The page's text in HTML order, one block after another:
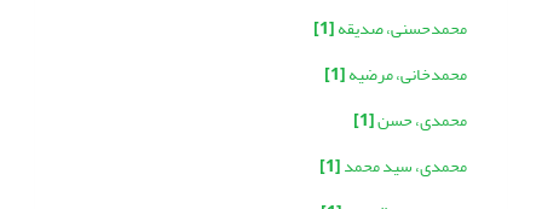
محمدحسنی، صدیقه[1]
محمدخانی، مرضیه[1]
محمدی، حسن[1]
محمدی، سید محمد[1]